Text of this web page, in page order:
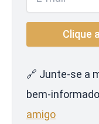
🔗 Junte-se a
bem-
amigo